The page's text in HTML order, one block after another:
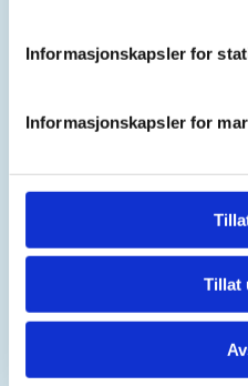
Informasjonskapsler for
Informasjonskapsler for
Tillat
plassen og vi har våpen
Mer informasjon